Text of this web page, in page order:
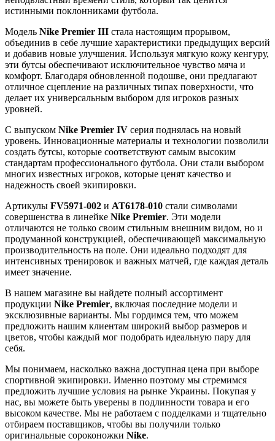
истинными поклонниками футбола.
Модель Nike Premier III стала настоящим прорывом,
объединив в себе лучшие характеристики предыдущих версий
и добавив новые улучшения. Используя мягкую кожу кенгуру,
эти бутсы обеспечивают исключительное чувство мяча и
комфорт. Благодаря обновленной подошве, они предлагают
отличное сцепление на различных типах поверхности, что
делает их универсальным выбором для игроков разных
уровней.
С выпуском Nike Premier IV серия поднялась на новый
уровень. Инновационные материалы и технологии позволили
создать бутсы, которые соответствуют самым высоким
стандартам профессионального футбола. Они стали выбором
многих известных игроков, которые ценят качество и
надежность своей экипировки.
Артикулы FV5971-002 и AT6178-010 стали символами
совершенства в линейке Nike Premier. Эти модели
отличаются не только своим стильным внешним видом, но и
продуманной конструкцией, обеспечивающей максимальную
производительность на поле. Они идеально подходят для
интенсивных тренировок и важных матчей, где каждая деталь
имеет значение.
В нашем магазине вы найдете полный ассортимент
продукции Nike Premier, включая последние модели и
эксклюзивные варианты. Мы гордимся тем, что можем
предложить нашим клиентам широкий выбор размеров и
цветов, чтобы каждый мог подобрать идеальную пару для
себя.
Мы понимаем, насколько важна доступная цена при выборе
спортивной экипировки. Именно поэтому мы стремимся
предложить лучшие условия на рынке Украины. Покупая у
нас, вы можете быть уверены в подлинности товара и его
высоком качестве. Мы не работаем с подделками и тщательно
отбираем поставщиков, чтобы вы получили только
оригинальные сороконожки Nike.